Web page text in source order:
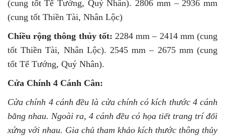
(cung tốt Tể Tướng, Quý Nhân). 2806 mm – 2936 mm
(cung tốt Thiền Tài, Nhân Lộc)
Chiều rộng thông thủy tốt: 2284 mm – 2414 mm (cung
tốt Thiền Tài, Nhân Lộc). 2545 mm – 2675 mm (cung
tốt Tể Tướng, Quý Nhân).
Cửa Chính 4 Cánh Cân:
Cửa chính 4 cánh đều là cửa chính có kích thước 4 cánh
bằng nhau. Ngoài ra, 4 cánh đều có họa tiết trang trí đối
xứng với nhau. Gia chủ tham khảo kích thước thông thủy